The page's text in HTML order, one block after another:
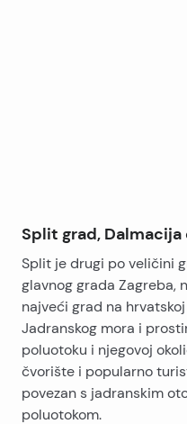
Split grad, Dalmacija
Split je drugi po veličini
glavnog grada Zagreba,
najveći grad na
Jadranskog mora i
poluotoku i njegovoj
čvorište i popularno
povezan s jadranskim
poluotokom.